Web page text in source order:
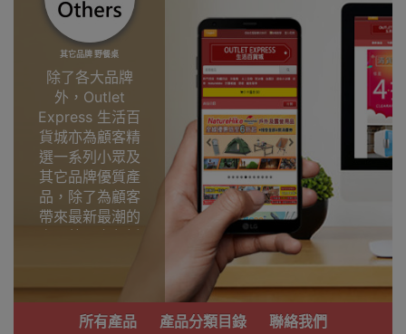
其它品牌 野餐桌
除了各大品牌
外，Outlet
Express 生活百
貨城亦為顧客精
選一系列小眾及
其它品牌優質產
品，除了為顧客
帶來最新最潮的
產品外，亦包括
功能齊備的產
品。
所有產品 產品分類目錄 聯絡我們